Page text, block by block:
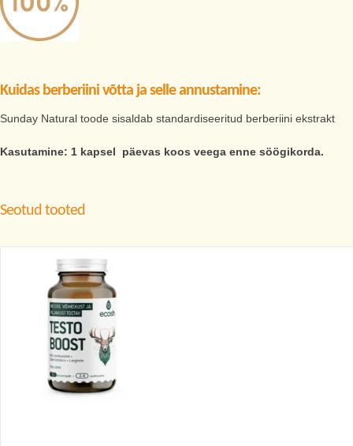
Kuidas berberiini võtta ja selle annustamine:
Sunday Natural toode sisaldab standardiseeritud berberiini ekstrakt
Kasutamine: 1 kapsel päevas koos veega enne söögikorda.
Seotud tooted